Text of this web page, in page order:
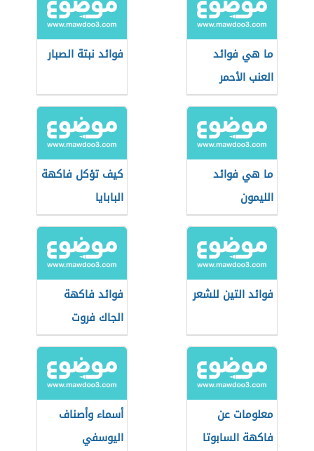
ما هي فوائد
العنب الأحمر
فوائد نبتة الصبار
ما هي فوائد
الليمون
كيف تؤكل فاكهة
البابايا
فوائد التين للشعر
فوائد فاكهة
الجاك فروت
معلومات عن
فاكهة السابوتا
أسماء وأصناف
اليوسفي